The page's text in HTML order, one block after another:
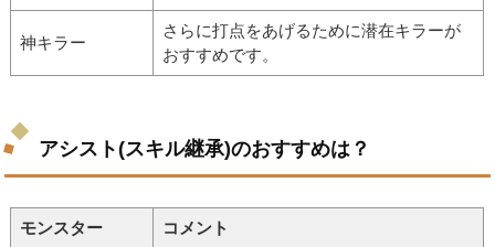
神キラー
さらに打点をあげるために潜在キラーが
おすすめです。
アシスト(スキル継承)のおすすめは？
モンスター コメント